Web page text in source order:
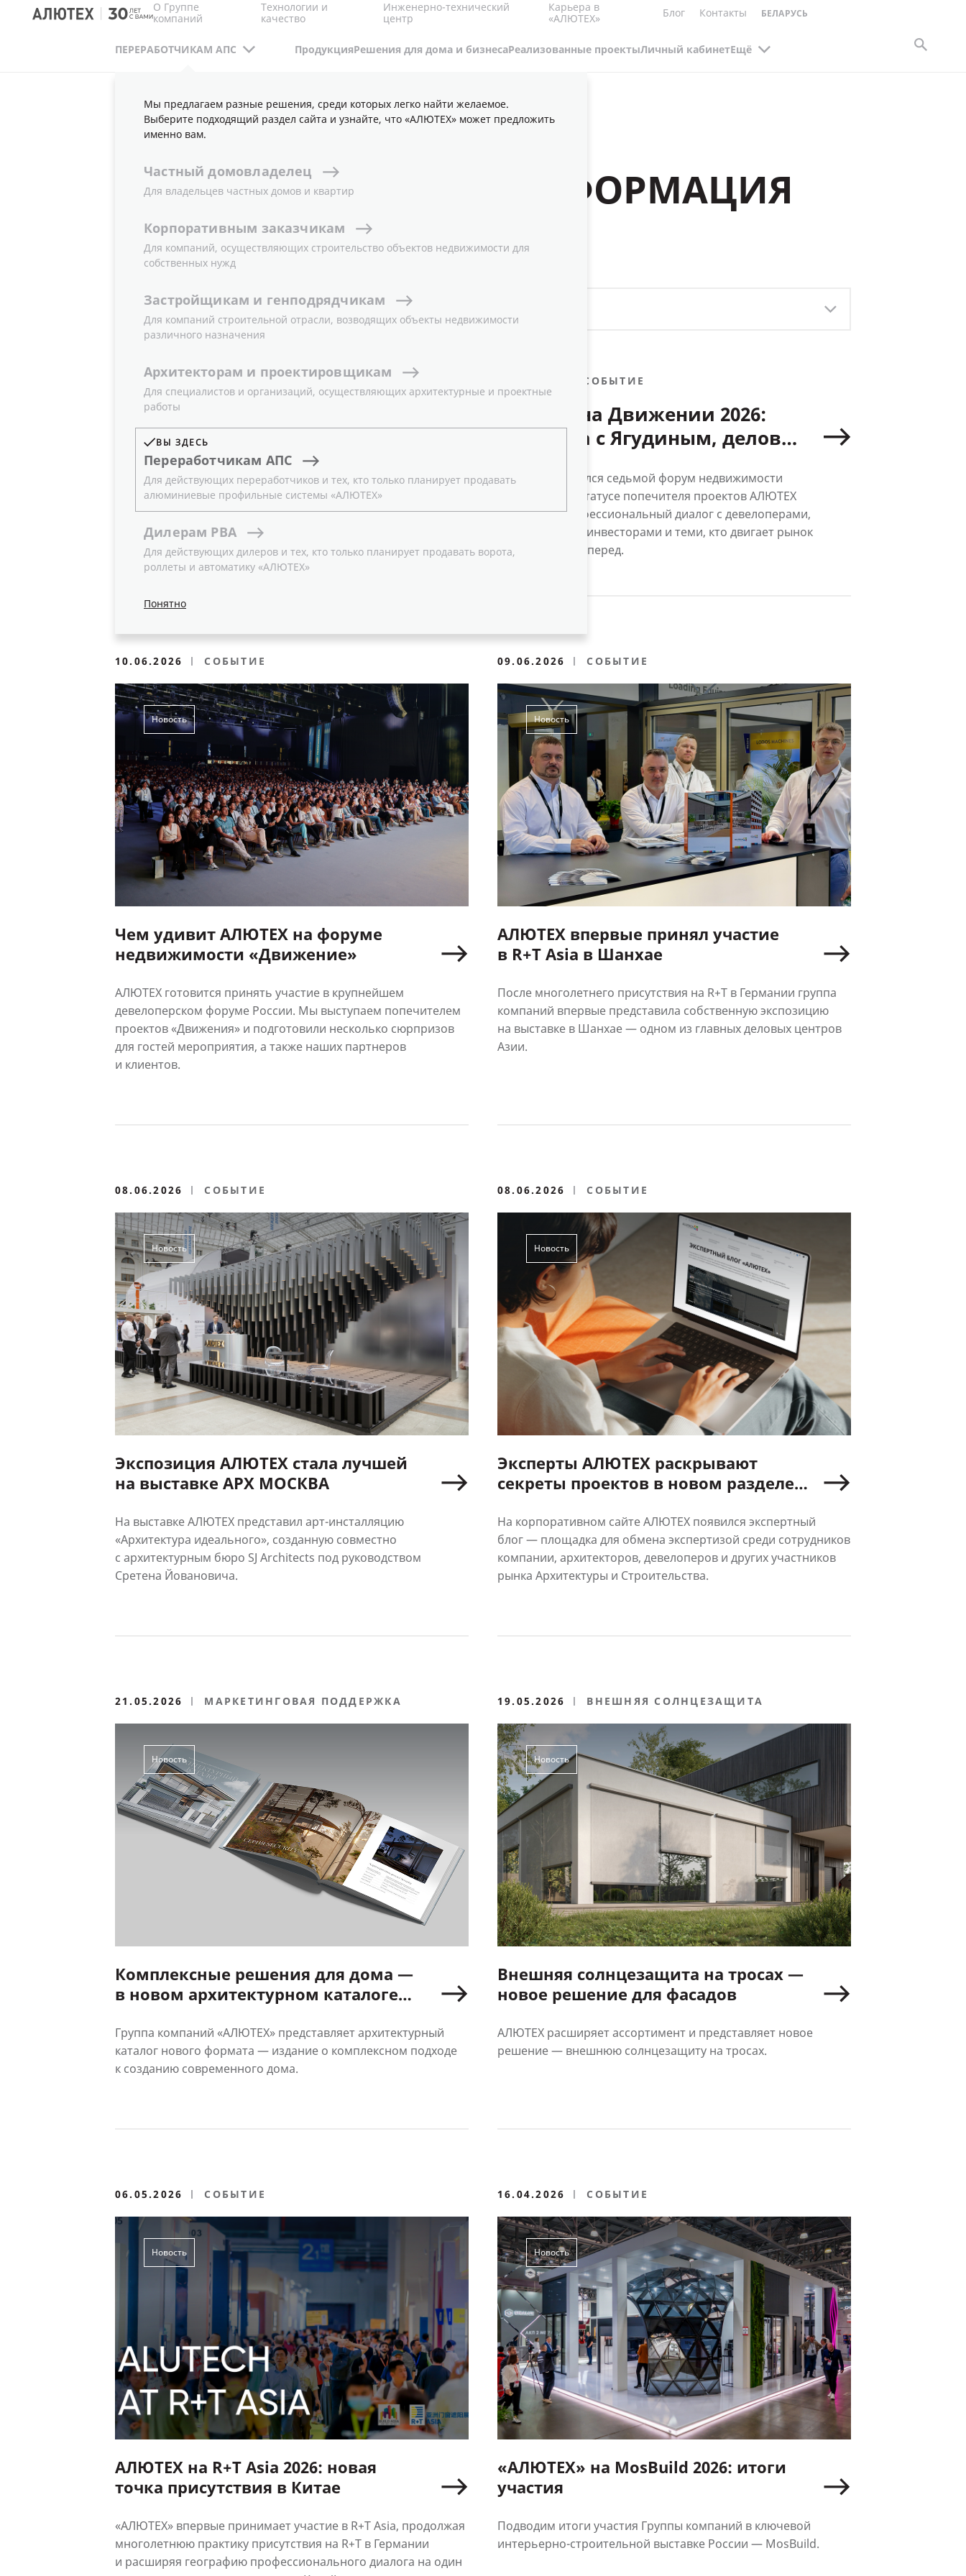
О Группе
компаний
Технологии и
качество
Инженерно-технический
центр
Карьера в
«АЛЮТЕХ» Блог Контакты БЕЛАРУСЬ
ПЕРЕРАБОТЧИКАМ АПС
Мы предлагаем разные решения, среди которых легко найти желаемое.
Выберите подходящий раздел сайта и узнайте, что «АЛЮТЕХ» может предложить
именно вам.
Частный домовладелец
Для владельцев частных домов и квартир
Корпоративным заказчикам
Для компаний, осуществляющих строительство объектов недвижимости для
собственных нужд
Застройщикам и генподрядчикам
Для компаний строительной отрасли, возводящих объекты недвижимости
различного назначения
Архитекторам и проектировщикам
Для специалистов и организаций, осуществляющих архитектурные и проектные
работы
ВЫ ЗДЕСЬ
Переработчикам АПС
Для действующих переработчиков и тех, кто только планирует продавать
алюминиевые профильные системы «АЛЮТЕХ»
Дилерам РВА
Для действующих дилеров и тех, кто только планирует продавать ворота,
роллеты и автоматику «АЛЮТЕХ»
Понятно
ПродукцияРешения для дома и бизнесаРеализованные проектыЛичный кабинетЕщё
ПЕРЕРАБОТЧИКАМ АПС ПУБЛИКАЦИИ
ДОПОЛНИТЕЛЬНАЯ ИНФОРМАЦИЯ
Все Все
Новость
СОБЫТИЕ
АЛЮТЕХ на Движении 2026:
пробежка с Ягудиным, деловые
В Сочи завершился седьмой форум недвижимости
«Движение». В статусе попечителя проектов АЛЮТЕХ
поддержал профессиональный диалог с девелоперами,
архитекторами, инвесторами и теми, кто двигает рынок
недвижимости вперед.
10.06.2026 СОБЫТИЕ
Новость
Чем удивит АЛЮТЕХ на форуме
недвижимости «Движение»
АЛЮТЕХ готовится принять участие в крупнейшем
девелоперском форуме России. Мы выступаем попечителем
проектов «Движения» и подготовили несколько сюрпризов
для гостей мероприятия, а также наших партнеров
и клиентов.
09.06.2026 СОБЫТИЕ
Новость
АЛЮТЕХ впервые принял участие
в R+T Asia в Шанхае
После многолетнего присутствия на R+T в Германии группа
компаний впервые представила собственную экспозицию
на выставке в Шанхае — одном из главных деловых центров
Азии.
08.06.2026 СОБЫТИЕ
Новость
Экспозиция АЛЮТЕХ стала лучшей
на выставке АРХ МОСКВА
На выставке АЛЮТЕХ представил арт-инсталляцию
«Архитектура идеального», созданную совместно
с архитектурным бюро SJ Architects под руководством
Сретена Йовановича.
08.06.2026 СОБЫТИЕ
Новость
Эксперты АЛЮТЕХ раскрывают
секреты проектов в новом разделе
На корпоративном сайте АЛЮТЕХ появился экспертный
блог — площадка для обмена экспертизой среди сотрудников
компании, архитекторов, девелоперов и других участников
рынка Архитектуры и Строительства.
21.05.2026 МАРКЕТИНГОВАЯ ПОДДЕРЖКА
Новость
Комплексные решения для дома —
в новом архитектурном каталоге
Группа компаний «АЛЮТЕХ» представляет архитектурный
каталог нового формата — издание о комплексном подходе
к созданию современного дома.
19.05.2026 ВНЕШНЯЯ СОЛНЦЕЗАЩИТА
Новость
Внешняя солнцезащита на тросах —
новое решение для фасадов
АЛЮТЕХ расширяет ассортимент и представляет новое
решение — внешнюю солнцезащиту на тросах.
06.05.2026 СОБЫТИЕ
Новость
АЛЮТЕХ на R+T Asia 2026: новая
точка присутствия в Китае
«АЛЮТЕХ» впервые принимает участие в R+T Asia, продолжая
многолетнюю практику присутствия на R+T в Германии
и расширяя географию профессионального диалога на один
16.04.2026 СОБЫТИЕ
Новость
«АЛЮТЕХ» на MosBuild 2026: итоги
участия
Подводим итоги участия Группы компаний в ключевой
интерьерно-строительной выставке России — MosBuild.